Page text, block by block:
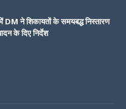
DM ने शिकायतों के समयबद्ध निस्तारण
के दिए निर्देश